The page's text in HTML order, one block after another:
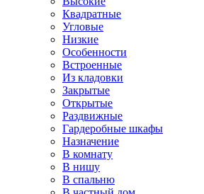
Квадратные
Угловые
Низкие
Особенности
Встроенные
Из кладовки
Закрытые
Открытые
Раздвижные
Гардеробные шкафы
Назначение
В комнату
В нишу
В спальню